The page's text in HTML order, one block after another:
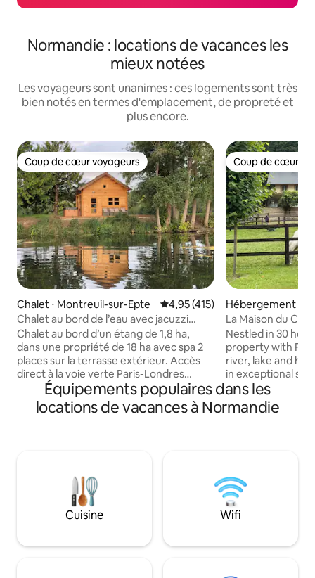
Normandie : locations de vacances les
mieux notées
Les voyageurs sont unanimes : ces logements sont très
bien notés en termes d'emplacement, de propreté et
plus encore.
Coup de cœur voyageurs
Coup de cœur voyageurs
Chalet ⋅ Montreuil-sur-Epte Évaluation moyenne sur la
4,95 (415)
Chalet au bord de l’eau avec jacuzzi
extérieur
Chalet au bord d’un étang de 1,8 ha,
dans une propriété de 18 ha avec spa 2
places sur la terrasse extérieur. Accès
direct à la voie verte Paris-Londres
(tronçon Chaussy - Gisors) et à l’Epte
(rivière de 1ère catégorie) pour vos
balades à pied, à vélo et en Kayak.
20 minutes du musée des
impressionnismes (Fondation Claude
Monet - Giverny).
Coup de cœur
Coup de cœur
Hébergement ⋅
en-Auge
La Maison du
l’Avenue
Nestled in 30
property with
river, lake and
in exceptional
Deauville and at
picturesque little
Auge. Find
riding. Fishing.
really are in the
Équipements populaires dans les
locations de vacances à Normandie
Cuisine Wifi